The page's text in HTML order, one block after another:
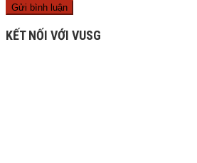
KẾT NỐI VỚI VUSG